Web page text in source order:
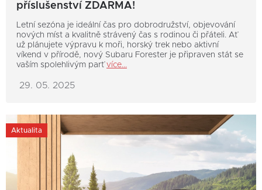
příslušenství ZDARMA!
Letní sezóna je ideální čas pro dobrodružství, objevování
nových míst a kvalitně strávený čas s rodinou či přáteli. Ať
už plánujete výpravu k moři, horský trek nebo aktivní
víkend v přírodě, nový Subaru Forester je připraven stát se
vaším spolehlivým parťvíce...
29. 05. 2025
Aktualita